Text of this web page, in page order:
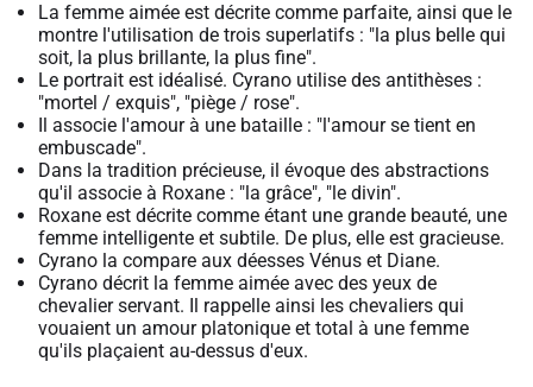
La femme aimée est décrite comme parfaite, ainsi que le
montre l'utilisation de trois superlatifs : "la plus belle qui
soit, la plus brillante, la plus fine".
Le portrait est idéalisé. Cyrano utilise des antithèses :
"mortel / exquis", "piège / rose".
Il associe l'amour à une bataille : "l'amour se tient en
embuscade".
Dans la tradition précieuse, il évoque des abstractions
qu'il associe à Roxane : "la grâce", "le divin".
Roxane est décrite comme étant une grande beauté, une
femme intelligente et subtile. De plus, elle est gracieuse.
Cyrano la compare aux déesses Vénus et Diane.
Cyrano décrit la femme aimée avec des yeux de
chevalier servant. Il rappelle ainsi les chevaliers qui
vouaient un amour platonique et total à une femme
qu'ils plaçaient au-dessus d'eux.